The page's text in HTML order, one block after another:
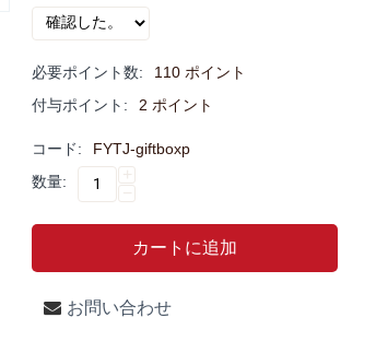
必要ポイント数:
110 ポイント
付与ポイント:
2 ポイント
コード:
FYTJ-giftboxp
数量:
+
−
カートに追加
お問い合わせ